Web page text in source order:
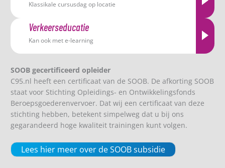
Klassikale cursusdag op locatie
Verkeerseducatie
Kan ook met e-learning
SOOB gecertificeerd opleider
C95.nl heeft een certificaat van de SOOB. De afkorting SOOB
staat voor Stichting Opleidings- en Ontwikkelingsfonds
Beroepsgoederenvervoer. Dat wij een certificaat van deze
stichting hebben, betekent simpelweg dat u bij ons
gegarandeerd hoge kwaliteit trainingen kunt volgen.
Lees hier meer over de SOOB subsidie